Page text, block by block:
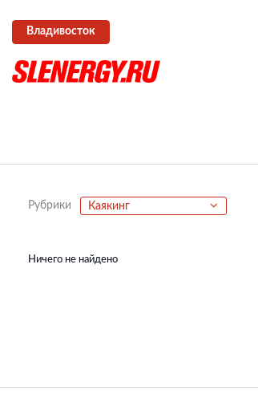
Владивосток
Рубрики Каякинг
Ничего не найдено